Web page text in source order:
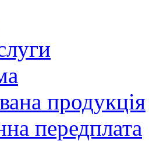
продукція
передплата